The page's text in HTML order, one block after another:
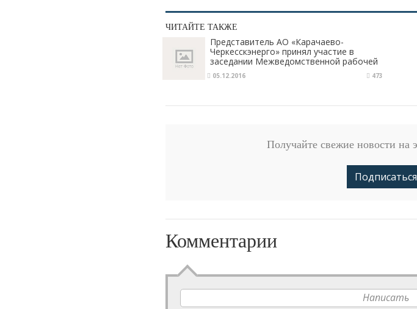
ЧИТАЙТЕ ТАКЖЕ
Представитель АО «Карачаево-
Черкесскэнерго» принял участие в
заседании Межведомственной рабочей
группы в МВД РФ по КЧР
05.12.2016 473
Получайте свежие новости на
Подписаться
Комментарии
Написать